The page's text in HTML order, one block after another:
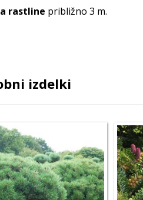
rastline približno 3 m.
izdelki